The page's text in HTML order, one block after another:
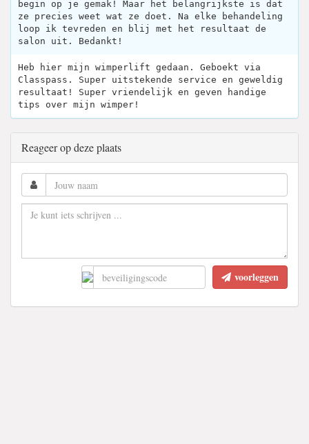
begin op je gemak! Maar het belangrijkste is dat
ze precies weet wat ze doet. Na elke behandeling
loop ik tevreden en blij met het resultaat de
salon uit. Bedankt!
Heb hier mijn wimperlift gedaan. Geboekt via
Classpass. Super uitstekende service en geweldig
resultaat! Super vriendelijk en geven handige
tips over mijn wimper!
Reageer op deze plaats
voorleggen